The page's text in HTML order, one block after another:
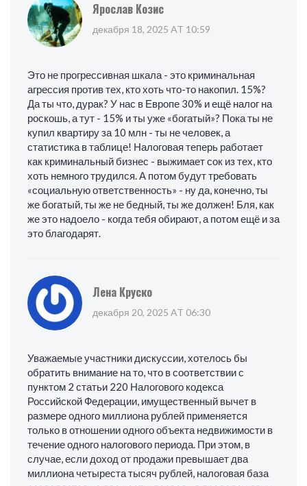
Ярослав Козис
декабря 18, 2025 AT 10:59
Это не прогрессивная шкала - это криминальная
агрессия против тех, кто хоть что-то накопил. 15%?
Да ты что, дурак? У нас в Европе 30% и ещё налог на
роскошь, а тут - 15% и ты уже «богатый»? Пока ты не
купил квартиру за 10 млн - ты не человек, а
статистика в таблице! Налоговая теперь работает
как криминальный бизнес - выжимает сок из тех, кто
хоть немного трудился. А потом будут требовать
«социальную ответственность» - ну да, конечно, ты
же богатый, ты же не бедный, ты же должен! Бля, как
же это надоело - когда тебя обирают, а потом ещё и за
это благодарят.
Лена Круско
декабря 20, 2025 AT 06:30
Уважаемые участники дискуссии, хотелось бы
обратить внимание на то, что в соответствии с
пунктом 2 статьи 220 Налогового кодекса
Российской Федерации, имущественный вычет в
размере одного миллиона рублей применяется
только в отношении одного объекта недвижимости в
течение одного налогового периода. При этом, в
случае, если доход от продажи превышает два
миллиона четыреста тысяч рублей, налоговая база